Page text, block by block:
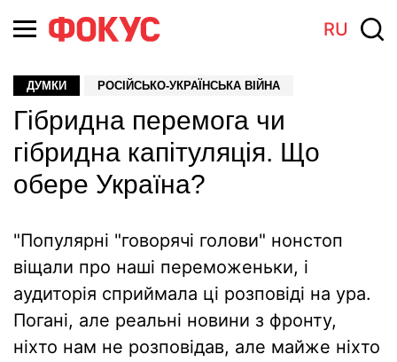
RU
ДУМКИ РОСІЙСЬКО-УКРАЇНСЬКА ВІЙНА
Гібридна перемога чи
гібридна капітуляція. Що
обере Україна?
"Популярні "говорячі голови" нонстоп
віщали про наші переможеньки, і
аудиторія сприймала ці розповіді на ура.
Погані, але реальні новини з фронту,
ніхто нам не розповідав, але майже ніхто